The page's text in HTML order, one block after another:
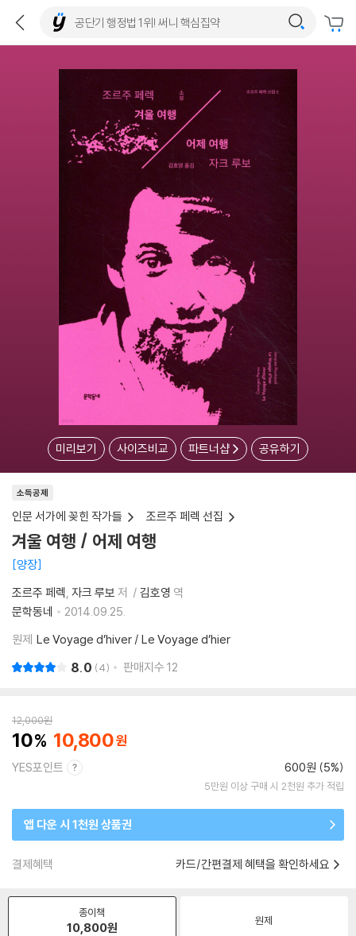
미리보기 사이즈비교 파트너샵 공유하기
소득공제
인문 서가에 꽂힌 작가들 조르주 페렉 선집
겨울 여행 / 어제 여행
양장
조르주 페렉 자크 루보 저 김호영 역
문학동네
2014.09.25.
원제 Le Voyage d’hiver / Le Voyage d’hier
8.0 4 판매지수 12
12,000원
10 10,800
YES포인트 600원 (5%)
5만원 이상 구매 시 2천원 추가 적립
앱 다운 시 1천원 상품권
결제혜택 카드/간편결제 혜택을 확인하세요
종이책
10,800원 원제